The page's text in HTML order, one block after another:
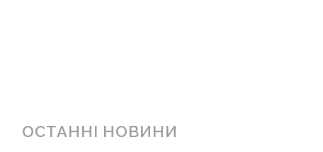
ОСТАННІ НОВИНИ